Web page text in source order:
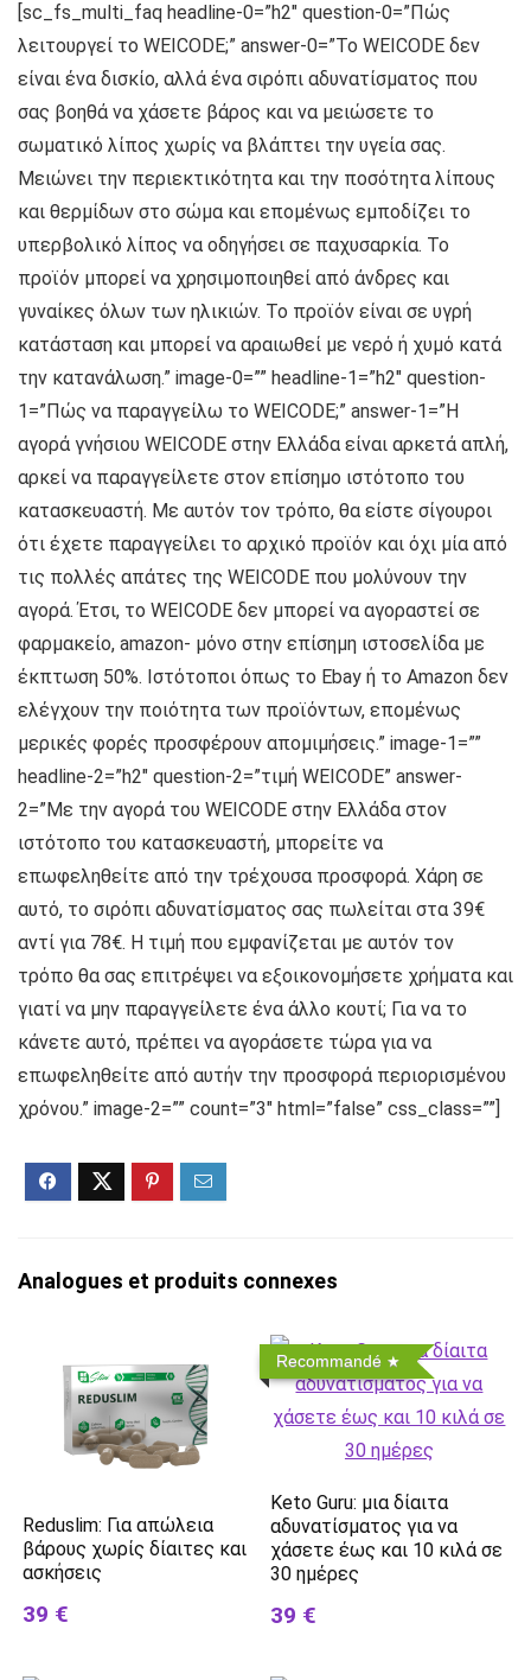
[sc_fs_multi_faq headline-0=”h2″ question-0=”Πώς
λειτουργεί το WEICODE;” answer-0=”Το WEICODE δεν
είναι ένα δισκίο, αλλά ένα σιρόπι αδυνατίσματος που
σας βοηθά να χάσετε βάρος και να μειώσετε το
σωματικό λίπος χωρίς να βλάπτει την υγεία σας.
Μειώνει την περιεκτικότητα και την ποσότητα λίπους
και θερμίδων στο σώμα και επομένως εμποδίζει το
υπερβολικό λίπος να οδηγήσει σε παχυσαρκία. Το
προϊόν μπορεί να χρησιμοποιηθεί από άνδρες και
γυναίκες όλων των ηλικιών. Το προϊόν είναι σε υγρή
κατάσταση και μπορεί να αραιωθεί με νερό ή χυμό κατά
την κατανάλωση.” image-0=”” headline-1=”h2″ question-
1=”Πώς να παραγγείλω το WEICODE;” answer-1=”Η
αγορά γνήσιου WEICODE στην Ελλάδα είναι αρκετά απλή,
αρκεί να παραγγείλετε στον επίσημο ιστότοπο του
κατασκευαστή. Με αυτόν τον τρόπο, θα είστε σίγουροι
ότι έχετε παραγγείλει το αρχικό προϊόν και όχι μία από
τις πολλές απάτες της WEICODE που μολύνουν την
αγορά. Έτσι, το WEICODE δεν μπορεί να αγοραστεί σε
φαρμακείο, amazon- μόνο στην επίσημη ιστοσελίδα με
έκπτωση 50%. Ιστότοποι όπως το Ebay ή το Amazon δεν
ελέγχουν την ποιότητα των προϊόντων, επομένως
μερικές φορές προσφέρουν απομιμήσεις.” image-1=””
headline-2=”h2″ question-2=”τιμή WEICODE” answer-
2=”Με την αγορά του WEICODE στην Ελλάδα στον
ιστότοπο του κατασκευαστή, μπορείτε να
επωφεληθείτε από την τρέχουσα προσφορά. Χάρη σε
αυτό, το σιρόπι αδυνατίσματος σας πωλείται στα 39€
αντί για 78€. Η τιμή που εμφανίζεται με αυτόν τον
τρόπο θα σας επιτρέψει να εξοικονομήσετε χρήματα και
γιατί να μην παραγγείλετε ένα άλλο κουτί; Για να το
κάνετε αυτό, πρέπει να αγοράσετε τώρα για να
επωφεληθείτε από αυτήν την προσφορά περιορισμένου
χρόνου.” image-2=”” count=”3″ html=”false” css_class=””]
Analogues et produits connexes
Reduslim: Για απώλεια
βάρους χωρίς δίαιτες και
ασκήσεις
39 €
Recommandé
Keto Guru: μια δίαιτα
αδυνατίσματος για να
χάσετε έως και 10 κιλά σε
30 ημέρες
39 €